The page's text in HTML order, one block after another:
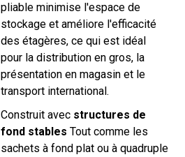
pliable minimise l'espace de
stockage et améliore l'efficacité
des étagères, ce qui est idéal
pour la distribution en gros, la
présentation en magasin et le
transport international.
Construit avec structures de
fond stables Tout comme les
sachets à fond plat ou à quadruple